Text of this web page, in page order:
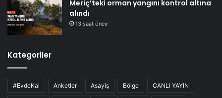
Meriç’teki orman yangını kontrol altına
alındı
13 saat önce
Kategoriler
#EvdeKal Anketler Asayiş Bölge CANLI YAYIN